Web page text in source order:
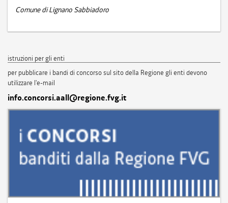
Comune di Lignano Sabbiadoro
istruzioni per gli enti
per pubblicare i bandi di concorso sul sito della Regione gli enti devono
utilizzare l'e-mail
info.concorsi.aall@regione.fvg.it